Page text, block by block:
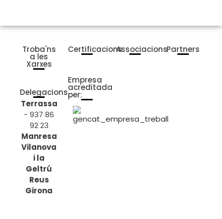
Troba'ns
a les
Xarxes
Delegacions
Terrassa
- 937 86
92 23
Manresa
Vilanova
i la
Geltrú
Reus
Girona
Certificacions
Empresa
acreditada
per:
AssociacionsPartners